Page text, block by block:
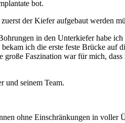
bot.
der Kiefer aufgebaut werden
in den Unterkiefer habe
ich die erste feste Brücke auf
Faszination war für mich,
und seinem Team.
ohne Einschränkungen in voller